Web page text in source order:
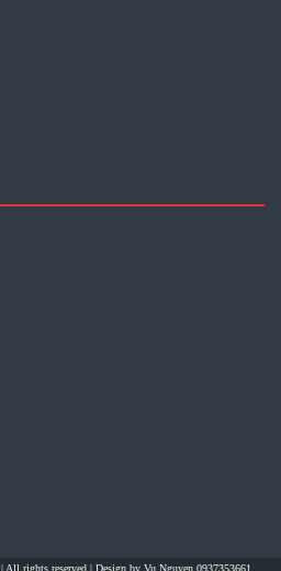
| All rights reserved | Design by Vu Nguyen 0937353661